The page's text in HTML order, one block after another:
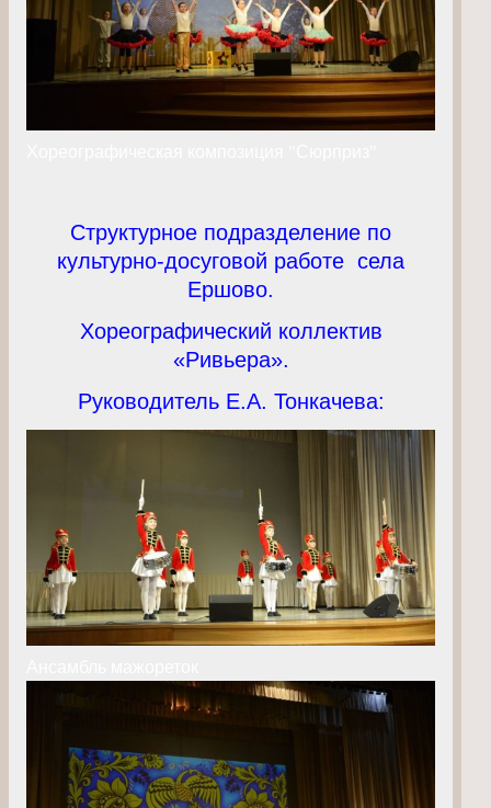
Структурное подразделение по
культурно-досуговой работе села
Ершово.
Хореографический коллектив
«Ривьера».
Руководитель Е.А. Тонкачева: